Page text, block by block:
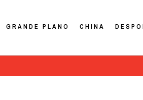
GRANDE PLANO CHINA